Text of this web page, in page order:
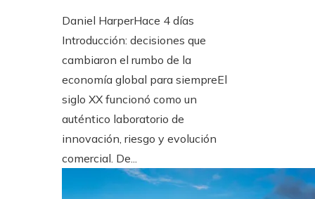
Daniel HarperHace 4 días
Introducción: decisiones que
cambiaron el rumbo de la
economía global para siempreEl
siglo XX funcionó como un
auténtico laboratorio de
innovación, riesgo y evolución
comercial. De...